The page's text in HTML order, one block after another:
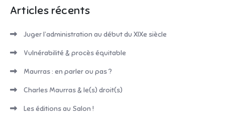
Articles récents
Juger l’administration au début du XIXe siècle
Vulnérabilité & procès équitable
Maurras : en parler ou pas ?
Charles Maurras & le(s) droit(s)
Les éditions au Salon !